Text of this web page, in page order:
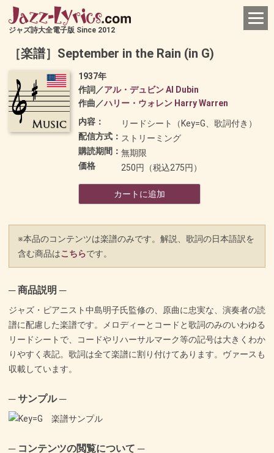
ジャズ詩大全電子版 Since 2012
［楽譜］September in the Rain (in G)
1937年
作詞／アル・デュビン Al Dubin
作曲／ハリー・ウォレン Harry Warren
内容：
リードシート（Key=G、歌詞付き）
配信方式： ストリーミング
購読期間： 無期限
価格
250円（税込275円）
カートに追加
※本品のコンテンツは楽譜のみです。解説、歌詞の日本語訳を
含む商品はこちらです。
─ 商品説明 ─
ジャズ・ピアニスト中島明子氏監修の、原曲に忠実な、演奏者の読
譜に配慮した楽譜です。メロディーとコードと歌詞のみのいわゆる
リードシートで、コードやリハーサルマーク等の記号は大きくわか
りやすく表記。歌詞は全て楽譜に割り付けてあります。ヴァースも
収載しています。
─ サンプル ─
─ コンテンツの閲覧について ─